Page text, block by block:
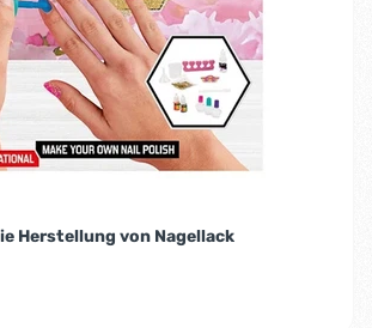
Herstellung von Nagellack